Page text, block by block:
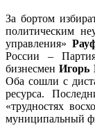
За бортом
политическим
управления»
России –
бизнесмен
Оба сошли с
ресурса.
«трудностях
муниципальный